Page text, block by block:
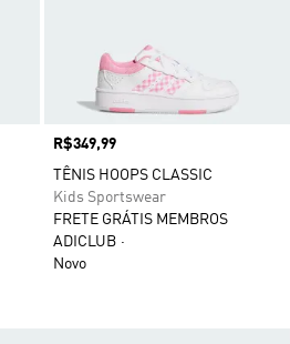
Preço
R$349,99
TÊNIS HOOPS CLASSIC
Kids Sportswear
FRETE GRÁTIS MEMBROS
ADICLUB
Novo